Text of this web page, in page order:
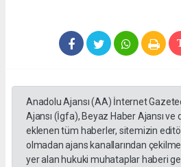
Anadolu Ajansı (AA) İnternet
Ajansı (İgfa), Beyaz Haber Ajansı
eklenen tüm haberler, sitemizin
olmadan ajans kanallarından
yer alan hukuki muhataplar haberi